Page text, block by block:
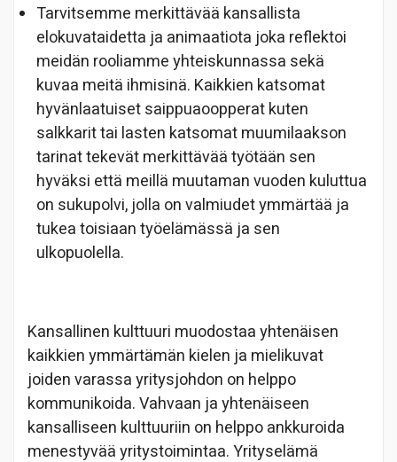
Tarvitsemme merkittävää kansallista
elokuvataidetta ja animaatiota joka reflektoi
meidän rooliamme yhteiskunnassa sekä
kuvaa meitä ihmisinä. Kaikkien katsomat
hyvänlaatuiset saippuaoopperat kuten
salkkarit tai lasten katsomat muumilaakson
tarinat tekevät merkittävää työtään sen
hyväksi että meillä muutaman vuoden kuluttua
on sukupolvi, jolla on valmiudet ymmärtää ja
tukea toisiaan työelämässä ja sen
ulkopuolella.
Kansallinen kulttuuri muodostaa yhtenäisen
kaikkien ymmärtämän kielen ja mielikuvat
joiden varassa yritysjohdon on helppo
kommunikoida. Vahvaan ja yhtenäiseen
kansalliseen kulttuuriin on helppo ankkuroida
menestyvää yritystoimintaa. Yrityselämä